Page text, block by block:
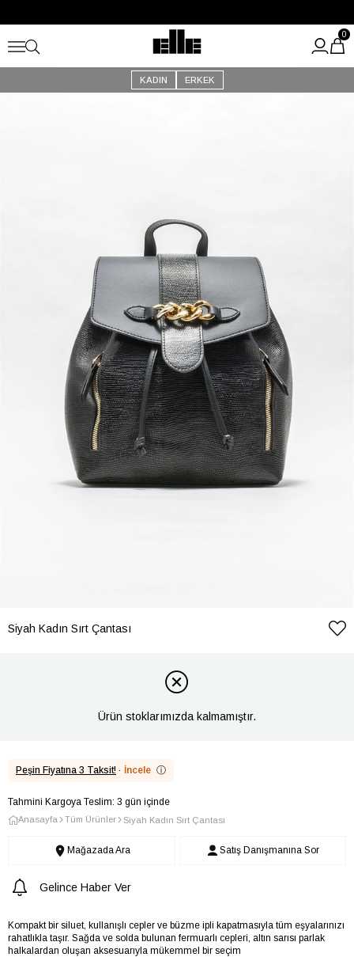
Kargo Ücretsiz!
KADIN ERKEK
0
Siyah Kadın Sırt Çantası
Ürün stoklarımızda kalmamıştır.
Peşin Fiyatına 3 Taksit! · İncele ⓘ
Tahmini Kargoya Teslim: 3 gün içinde
Anasayfa Tüm Ürünler Siyah Kadın Sırt Çantası
Mağazada Ara Satış Danışmanına Sor
Gelince Haber Ver
Kompakt bir siluet, kullanışlı cepler ve büzme ipli kapatmasıyla tüm eşyalarınızı
rahatlıkla taşır. Sağda ve solda bulunan fermuarlı cepleri, altın sarısı parlak
halkalardan oluşan aksesuarıyla mükemmel bir seçim